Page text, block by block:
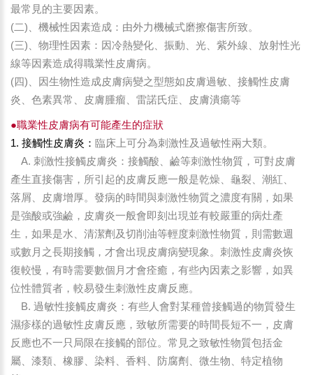
最常見的主要因素。
(二)、機械性因素造成：由外力機械式磨擦傷害所致。
(三)、物理性因素：因冷熱變化、振動、光、紫外線、放射性光
線等因素造成得職業性皮膚病。
(四)、因生物性造成皮膚病變之型態如皮膚過敏、接觸性皮膚
炎、色素異常、皮膚腫瘤、雷諾氏症、皮膚潰瘍等
●職業性皮膚病有可能產生的症狀
1. 接觸性皮膚炎： 臨床上可分為刺激性及過敏性兩大類。
A. 刺激性接觸皮膚炎：接觸酸、鹼等刺激性物質，可對皮膚
產生直接傷害，所引起的皮膚反應一般是乾燥、龜裂、潮紅、
落屑、皮膚增厚。發病的時間與刺激性物質之濃度有關，如果
是強酸或強鹼，皮膚炎一般會即刻出現並有較嚴重的病灶產
生，如果是水、清潔劑及切削油等輕度刺激性物質，則需數週
或數月之長期接觸，才會出現皮膚病變現象。刺激性皮膚炎恢
復較慢，有時需要數個月才會痊癒，有些內因素之影響，如異
位性體質者，較易發生刺激性皮膚反應。
B. 過敏性接觸皮膚炎：有些人會對某種曾接觸過的物質發生
濕疹樣的過敏性皮膚反應，致敏所需要的時間長短不一，皮膚
反應也不一只局限在接觸的部位。常見之致敏性物質包括金
屬、漆類、橡膠、染料、香料、防腐劑、微生物、特定植物